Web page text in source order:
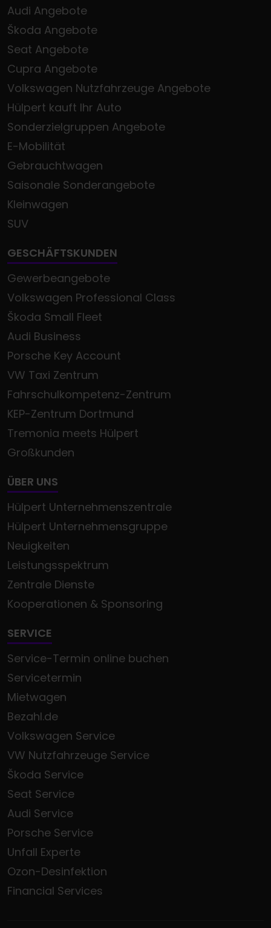
Audi Angebote
Škoda Angebote
Seat Angebote
Cupra Angebote
Volkswagen Nutzfahrzeuge Angebote
Hülpert kauft Ihr Auto
Sonderzielgruppen Angebote
E-Mobilität
Gebrauchtwagen
Saisonale Sonderangebote
Kleinwagen
SUV
GESCHÄFTSKUNDEN
Gewerbeangebote
Volkswagen Professional Class
Škoda Small Fleet
Audi Business
Porsche Key Account
VW Taxi Zentrum
Fahrschulkompetenz-Zentrum
KEP-Zentrum Dortmund
Tremonia meets Hülpert
Großkunden
ÜBER UNS
Hülpert Unternehmenszentrale
Hülpert Unternehmensgruppe
Neuigkeiten
Leistungsspektrum
Zentrale Dienste
Kooperationen & Sponsoring
SERVICE
Service-Termin online buchen
Servicetermin
Mietwagen
Bezahl.de
Volkswagen Service
VW Nutzfahrzeuge Service
Škoda Service
Seat Service
Audi Service
Porsche Service
Unfall Experte
Ozon-Desinfektion
Financial Services